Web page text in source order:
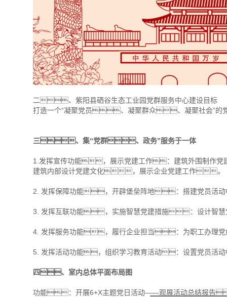
二、紫阳县硒谷生态工业园党群服务中心建设目标
打造一个“凝聚党员、凝聚群众、凝聚社会”的
三、集“党群、政务”服务于一体
1.发挥宣传功能，展示党建工作：建筑外围制作
建筑内部设计党建文化，展示企业党建工作。
2. 发挥保障功能，开辟堡垒阵地：搭建党员活
3. 发挥互联功能，实施智慧党建措施：设计
4. 发挥服务功能，履行企业担当：为职工办
5. 发挥活动功能，组织学习教育活动：设置党员
四、室内总体平面布局图
功能：开展6+X主题党日活动——观展活动总结报